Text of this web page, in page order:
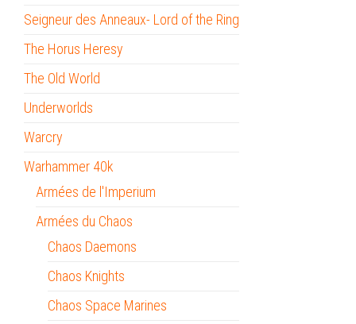
Seigneur des Anneaux- Lord of the Ring
The Horus Heresy
The Old World
Underworlds
Warcry
Warhammer 40k
Armées de l'Imperium
Armées du Chaos
Chaos Daemons
Chaos Knights
Chaos Space Marines